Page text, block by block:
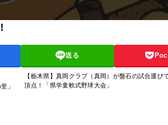
送る
」
【栃木県】真岡クラブ（真岡）が盤石の試合運び
頂点！「県学童軟式野球大会」